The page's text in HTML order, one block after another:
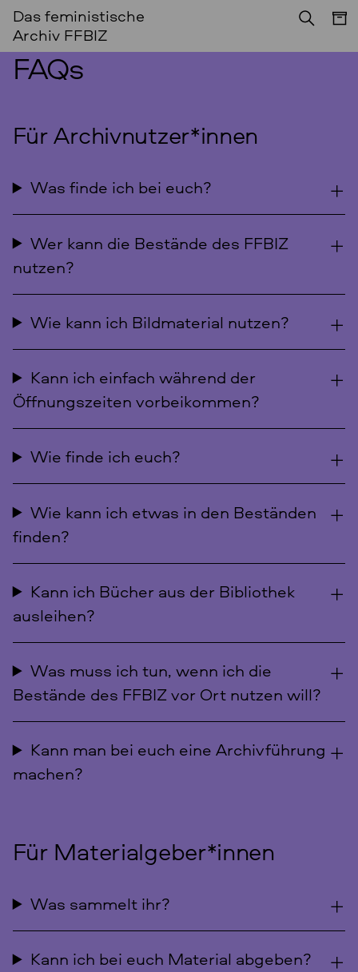
Das feministische
Archiv FFBIZ
FAQs
Für Archivnutzer*innen
Was finde ich bei euch?
Wer kann die Bestände des FFBIZ
nutzen?
Wie kann ich Bildmaterial nutzen?
Kann ich einfach während der
Öffnungszeiten vorbeikommen?
Wie finde ich euch?
Wie kann ich etwas in den Beständen
finden?
Kann ich Bücher aus der Bibliothek
ausleihen?
Was muss ich tun, wenn ich die
Bestände des FFBIZ vor Ort nutzen will?
Kann man bei euch eine Archivführung
machen?
Für Materialgeber*innen
Was sammelt ihr?
Kann ich bei euch Material abgeben?